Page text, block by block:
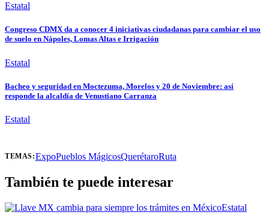
Estatal
Congreso CDMX da a conocer 4 iniciativas ciudadanas para cambiar el uso
de suelo en Nápoles, Lomas Altas e Irrigación
Estatal
Bacheo y seguridad en Moctezuma, Morelos y 20 de Noviembre: así
responde la alcaldía de Venustiano Carranza
Estatal
TEMAS:ExpoPueblos MágicosQuerétaroRuta
También te puede interesar
Estatal